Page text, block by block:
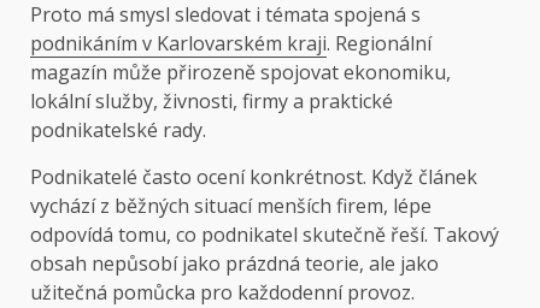
Proto má smysl sledovat i témata spojená s
podnikáním v Karlovarském kraji. Regionální
magazín může přirozeně spojovat ekonomiku,
lokální služby, živnosti, firmy a praktické
podnikatelské rady.
Podnikatelé často ocení konkrétnost. Když článek
vychází z běžných situací menších firem, lépe
odpovídá tomu, co podnikatel skutečně řeší. Takový
obsah nepůsobí jako prázdná teorie, ale jako
užitečná pomůcka pro každodenní provoz.